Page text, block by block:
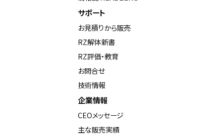
サポート
お見積りから販売
RZ解体新書
RZ評価・教育
お問合せ
技術情報
企業情報
CEOメッセージ
主な販売実績